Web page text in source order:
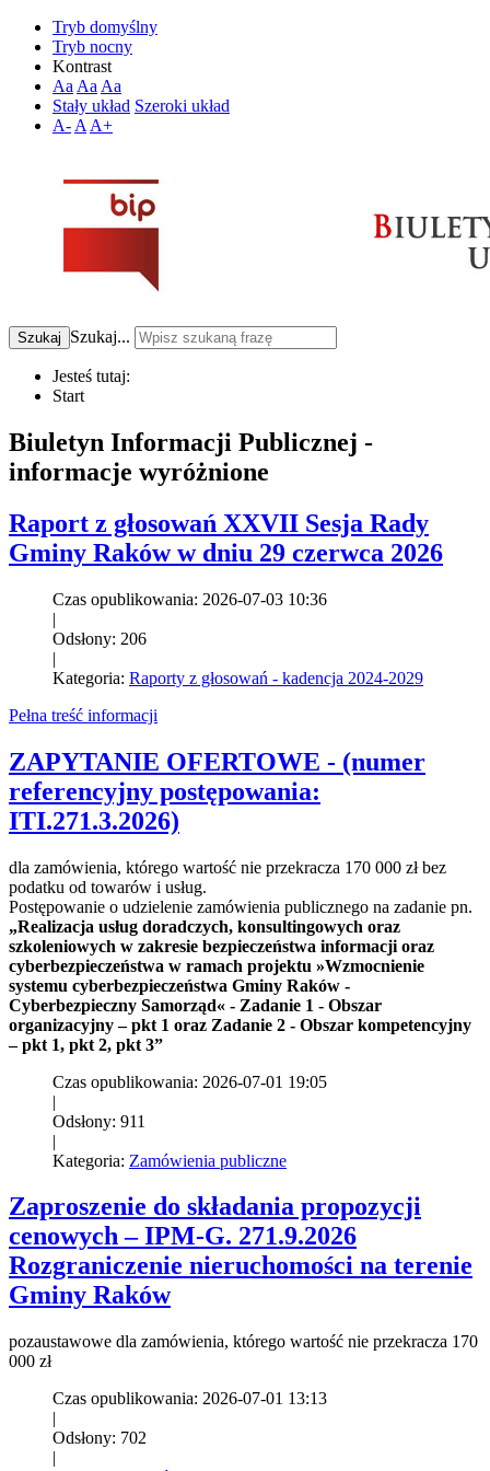
Tryb domyślny
Tryb nocny
Kontrast
Aa Aa Aa
Stały układ Szeroki układ
A- A A+
Szukaj Szukaj...
Jesteś tutaj:
Start
Biuletyn Informacji Publicznej -
informacje wyróżnione
Raport z głosowań XXVII Sesja Rady
Gminy Raków w dniu 29 czerwca 2026
Czas opublikowania: 2026-07-03 10:36
|
Odsłony: 206
|
Kategoria: Raporty z głosowań - kadencja 2024-2029
Pełna treść informacji
ZAPYTANIE OFERTOWE - (numer
referencyjny postępowania:
ITI.271.3.2026)
dla zamówienia, którego wartość nie przekracza 170 000 zł bez
podatku od towarów i usług.
Postępowanie o udzielenie zamówienia publicznego na zadanie pn.
„Realizacja usług doradczych, konsultingowych oraz
szkoleniowych w zakresie bezpieczeństwa informacji oraz
cyberbezpieczeństwa w ramach projektu »Wzmocnienie
systemu cyberbezpieczeństwa Gminy Raków -
Cyberbezpieczny Samorząd« - Zadanie 1 - Obszar
organizacyjny – pkt 1 oraz Zadanie 2 - Obszar kompetencyjny
– pkt 1, pkt 2, pkt 3”
Czas opublikowania: 2026-07-01 19:05
|
Odsłony: 911
|
Kategoria: Zamówienia publiczne
Zaproszenie do składania propozycji
cenowych – IPM-G. 271.9.2026
Rozgraniczenie nieruchomości na terenie
Gminy Raków
pozaustawowe dla zamówienia, którego wartość nie przekracza 170
000 zł
Czas opublikowania: 2026-07-01 13:13
|
Odsłony: 702
|